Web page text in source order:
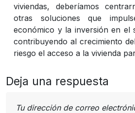
viviendas, deberíamos
otras soluciones que
económico y la inversión en el
contribuyendo al crecimiento
riesgo el acceso a la vivienda
Deja una respuesta
Tu dirección de correo